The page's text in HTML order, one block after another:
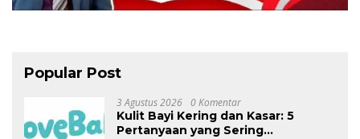
Popular Post
3 Agustus 2026 0 Komentar
Kulit Bayi Kering dan Kasar: 5
Pertanyaan yang Sering